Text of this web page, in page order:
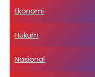
Ekonomi
Hukum
Nasional